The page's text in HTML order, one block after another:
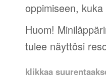
oppimiseen,
Huom!
tulee näyttösi
klikkaa